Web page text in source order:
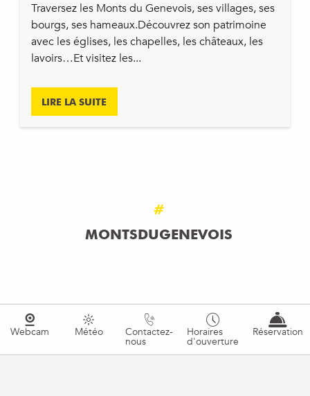
Traversez les Monts du Genevois, ses villages, ses
bourgs, ses hameaux.Découvrez son patrimoine
avec les églises, les chapelles, les châteaux, les
lavoirs…Et visitez les...
LIRE LA SUITE
#
MONTSDUGENEVOIS
Webcam Météo Contactez-
nous
Horaires
d'ouverture
Réservation